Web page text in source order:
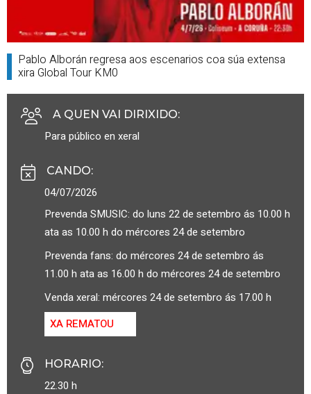
Pablo Alborán regresa aos escenarios coa súa extensa
xira Global Tour KM0
A QUEN VAI DIRIXIDO:
Para público en xeral
CANDO:
04/07/2026
Prevenda SMUSIC: do luns 22 de setembro ás 10.00 h
ata as 10.00 h do mércores 24 de setembro
Prevenda fans: do mércores 24 de setembro ás
11.00 h ata as 16.00 h do mércores 24 de setembro
Venda xeral: mércores 24 de setembro ás 17.00 h
XA REMATOU
HORARIO:
22.30 h